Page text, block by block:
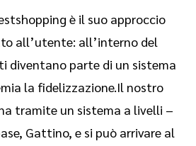
è il suo approccio
all’utente: all’interno del
diventano parte di un sistema
la fidelizzazione.Il nostro
tramite un sistema a livelli –
Gattino, e si può arrivare al